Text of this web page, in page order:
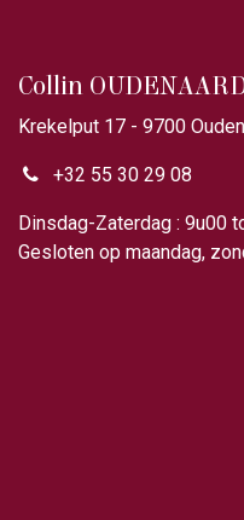
Collin
Krekelput 17 - 9700
+32 55 30 29 08
Dinsdag-Zaterdag : 9u00
Gesloten op maandag,